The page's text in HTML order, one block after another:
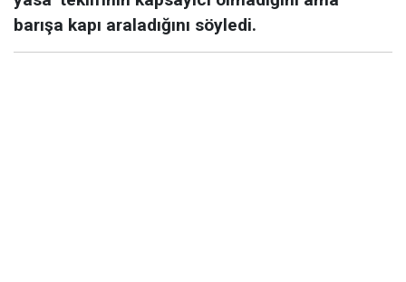
barışa kapı araladığını söyledi.